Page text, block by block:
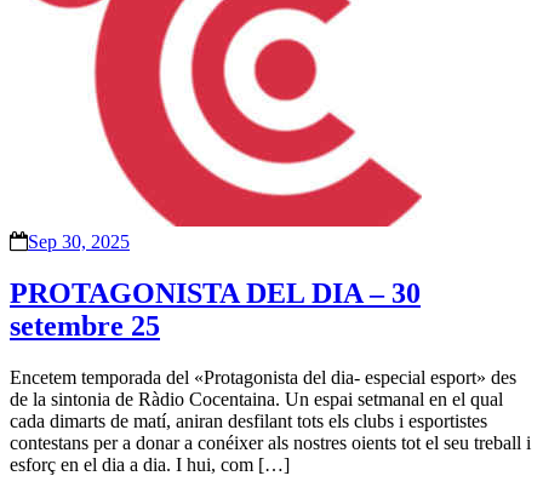
Sep 30, 2025
PROTAGONISTA DEL DIA – 30
setembre 25
Encetem temporada del «Protagonista del dia- especial esport» des
de la sintonia de Ràdio Cocentaina. Un espai setmanal en el qual
cada dimarts de matí, aniran desfilant tots els clubs i esportistes
contestans per a donar a conéixer als nostres oients tot el seu treball i
esforç en el dia a dia. I hui, com […]